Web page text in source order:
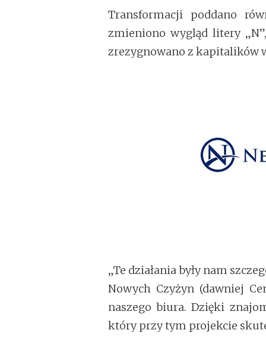
Transformacji poddano
zmieniono wygląd litery
zrezygnowano z kapitalików
„Te działania były nam
Nowych Czyżyn (dawniej
naszego biura. Dzięki
który przy tym projekcie